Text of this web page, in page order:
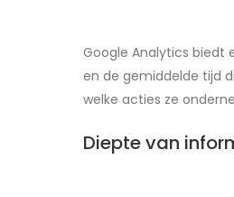
Google Analytics biedt
en de gemiddelde tijd
welke acties ze
Diepte van